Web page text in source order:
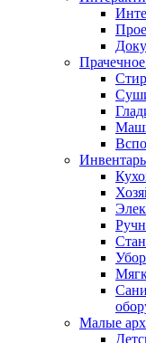
Инвентарь
Малые